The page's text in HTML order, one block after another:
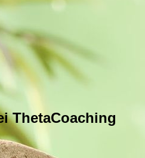
ThetaCoaching